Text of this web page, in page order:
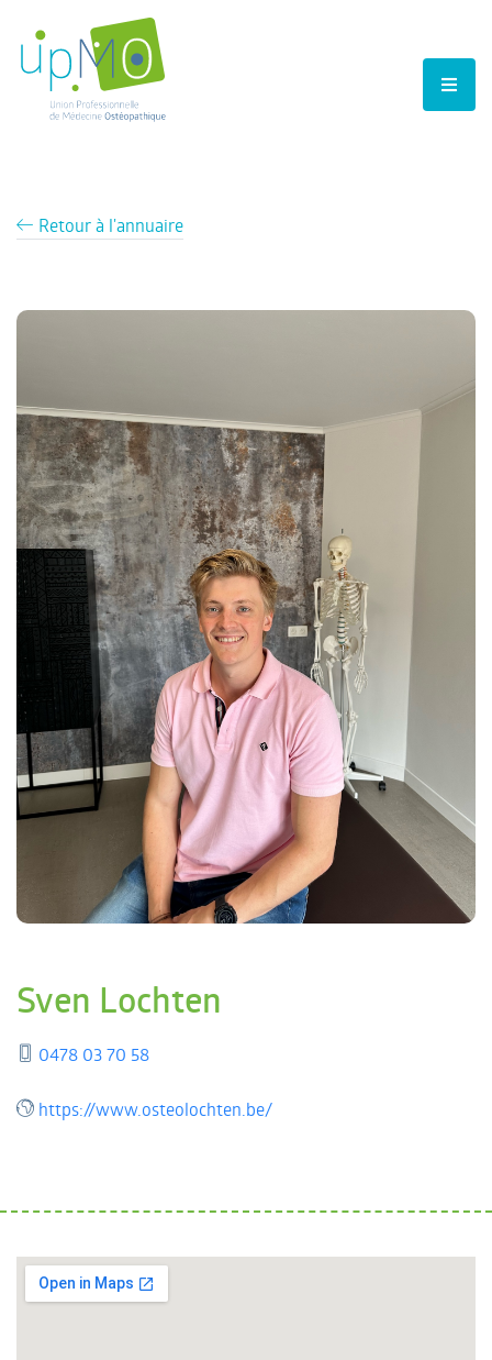
Retour à l'annuaire
Sven Lochten
0478 03 70 58
https://www.osteolochten.be/